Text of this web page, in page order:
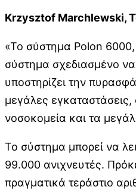
Krzysztof Marchlewski,
«Το σύστημα Polon 6000,
σύστημα σχεδιασμένο
υποστηρίζει την
μεγάλες
νοσοκομεία και τα
Το σύστημα μπορεί να
99.000 ανιχνευτές.
πραγματικά τεράστιο